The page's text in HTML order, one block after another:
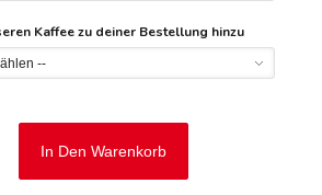
Kaffee zu deiner Bestellung hinzu
In Den Warenkorb